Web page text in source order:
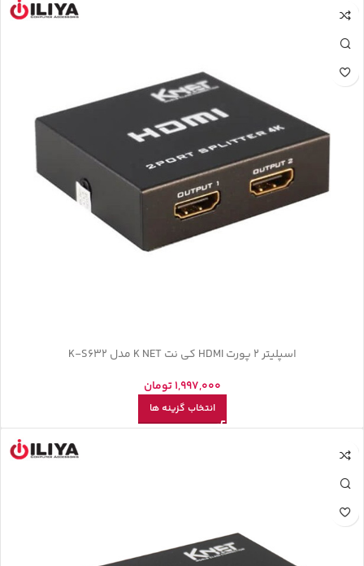
اسپلیتر 2 پورت HDMI کی نت K NET مدل K-S632
1,997,000 تومان
انتخاب گزینه ها